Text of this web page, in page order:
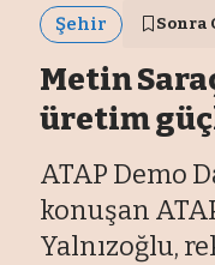
Şehir Sonra
Metin
üretim
ATAP Demo
konuşan
Yalnızoğlu,